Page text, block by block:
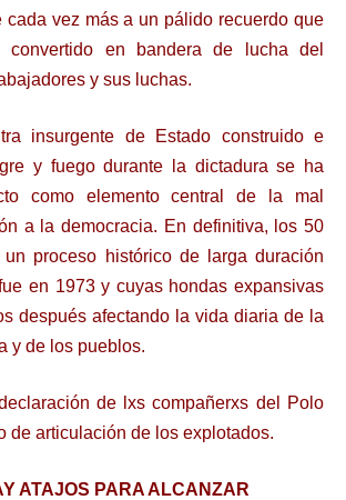
cada vez más a un pálido recuerdo que
convertido en bandera de lucha del
y sus luchas.
insurgente de Estado construido e
y fuego durante la dictadura se ha
como elemento central de la mal
a la democracia. En definitiva, los 50
un proceso histórico de larga duración
en 1973 y cuyas hondas expansivas
después afectando la vida diaria de la
y de los pueblos.
de lxs compañerxs del Polo
de articulación de los explotados.
ATAJOS PARA ALCANZAR